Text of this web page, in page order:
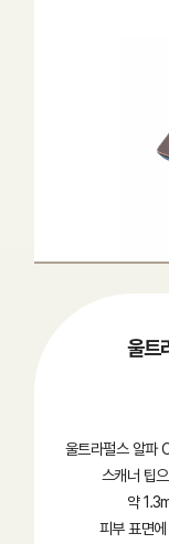
울트
울트라펄스 알
스캐너 팁
약
피부 표면